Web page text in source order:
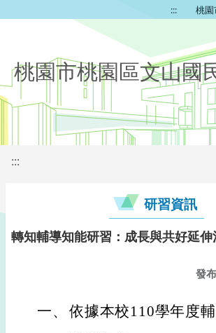
::: 桃
桃園市桃園區文山國
:::
研習資訊
轉知輔導知能研習：成長與共好延伸
發
一、 依據本校110學年度